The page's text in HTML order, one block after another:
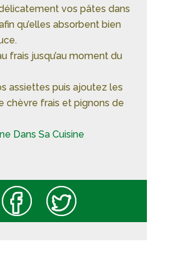
vos pâtes dans
qu’elles absorbent bien
frais jusqu’au moment du
assiettes puis ajoutez les
chèvre frais et pignons de
Dans Sa Cuisine